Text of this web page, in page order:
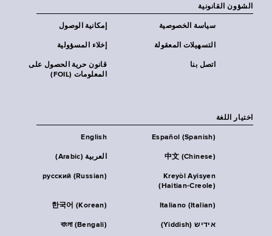
الشؤون القانونية
إمكانية الوصول سياسة الخصوصية
إخلاء المسؤولية التسهيلات المعقولة
قانون حرية الحصول على
المعلومات (FOIL)
اتصل بنا
اختيار اللغة
English Español (Spanish)
العربية (Arabic) 中文 (Chinese)
русский (Russian)
Kreyòl Ayisyen
(Haitian-Creole)
한국어 (Korean) Italiano (Italian)
বাংলা (Bengali) אידיש (Yiddish)